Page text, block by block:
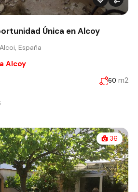
Única en Alcoy
España
Alcoy
60 m2
36